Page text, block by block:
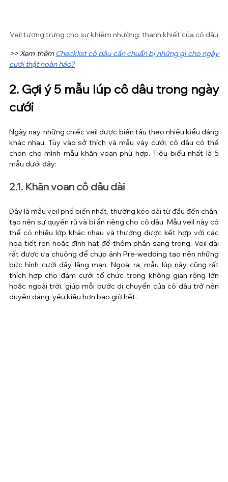
Veil tượng trưng cho sự khiêm nhường, thanh khiết của cô dâu
>> Xem thêm Checklist cô dâu cần chuẩn bị những gì cho ngày
cưới thật hoàn hảo?
2. Gợi ý 5 mẫu lúp cô dâu trong ngày
cưới
Ngày nay, những chiếc veil được biến tấu theo nhiều kiểu dáng
khác nhau. Tùy vào sở thích và mẫu váy cưới, cô dâu có thể
chọn cho mình mẫu khăn voan phù hợp. Tiêu biểu nhất là 5
mẫu dưới đây:
2.1. Khăn voan cô dâu dài
Đây là mẫu veil phổ biến nhất, thường kéo dài từ đầu đến chân,
tạo nên sự quyến rũ và bí ẩn riêng cho cô dâu. Mẫu veil này có
thể có nhiều lớp khác nhau và thường được kết hợp với các
họa tiết ren hoặc đính hạt để thêm phần sang trọng. Veil dài
rất được ưa chuộng để chụp ảnh Pre-wedding tạo nên những
bức hình cưới đầy lãng mạn. Ngoài ra, mẫu lúp này cũng rất
thích hợp cho đám cưới tổ chức trong không gian rộng lớn
hoặc ngoài trời, giúp mỗi bước di chuyển của cô dâu trở nên
duyên dáng, yêu kiều hơn bao giờ hết.